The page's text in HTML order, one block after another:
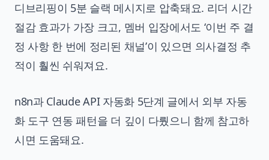
디브리핑이 5분 슬랙 메시지로 압축돼요. 리더 시간
절감 효과가 가장 크고, 멤버 입장에서도 ‘이번 주 결
정 사항 한 번에 정리된 채널’이 있으면 의사결정 추
적이 훨씬 쉬워져요.
n8n과 Claude API 자동화 5단계 글에서 외부 자동
화 도구 연동 패턴을 더 깊이 다뤘으니 함께 참고하
시면 도움돼요.